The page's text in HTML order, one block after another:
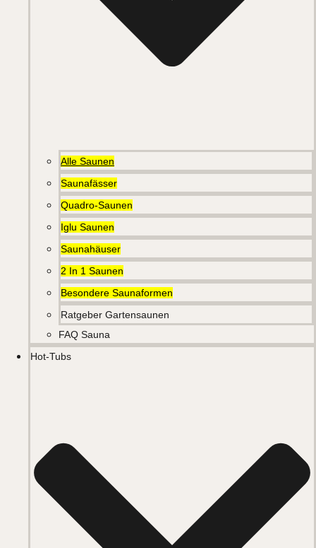
Alle Saunen
Saunafässer
Quadro-Saunen
Iglu Saunen
Saunahäuser
2 In 1 Saunen
Besondere Saunaformen
Ratgeber Gartensaunen
FAQ Sauna
Hot-Tubs